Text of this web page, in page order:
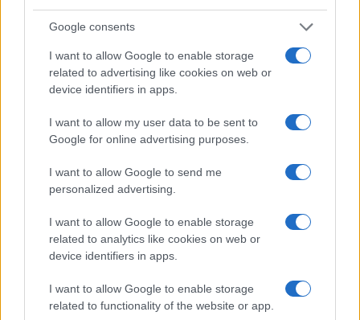
Google consents
I want to allow Google to enable storage
related to advertising like cookies on web or
device identifiers in apps.
I want to allow my user data to be sent to
Google for online advertising purposes.
I want to allow Google to send me
personalized advertising.
I want to allow Google to enable storage
related to analytics like cookies on web or
device identifiers in apps.
I want to allow Google to enable storage
related to functionality of the website or app.